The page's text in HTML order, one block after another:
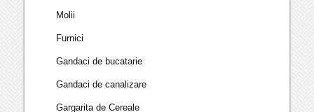
Molii
Furnici
Gandaci de bucatarie
Gandaci de canalizare
Gargarita de Cereale